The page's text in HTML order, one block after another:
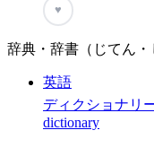
♥
辞典・辞書（じてん・
英語
ディクショナリ
dictionary